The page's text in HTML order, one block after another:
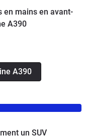
en mains en avant-
A390
A390
un SUV